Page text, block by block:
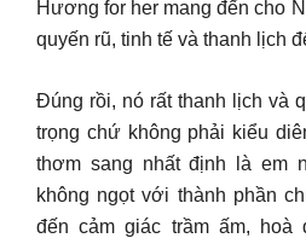
Hương for her mang đến cho
quyến rũ, tinh tế và thanh lịch
Đúng rồi, nó rất thanh lịch và
trọng chứ không phải kiểu
thơm sang nhất định là em
không ngọt với thành phần
đến cảm giác trầm ấm, hoà